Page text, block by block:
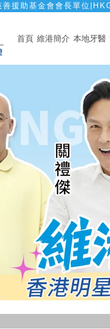
援助基金會會長單位
首頁 維港簡介 本地牙醫